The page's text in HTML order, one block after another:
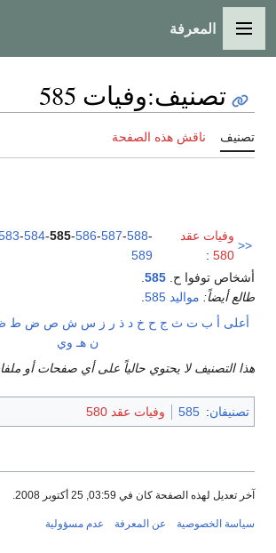
القائمة الرئيسية
المعرفة
تصنيف:وفيات 585
تصنيف ناقش هذه الصفحة
<<
وفيات عقد
580
:
-584-585-586-587-588-
589
أشخاص توفوا ح. 585
طالع أيضاً: مواليد 585
أعلى أ ب ت ث ج ح خ د ذ ر ز س ش ص ض ط
ن هـ وي
هذا التصنيف لا يحتوي حالياً على أي صفحات أو
تصنيفان:
585 وفيات عقد 580
آخر تعديل لهذه الصفحة كان في 03:59, 25 أكتوبر 2008.
سياسة الخصوصية عن المعرفة عدم مسؤولية